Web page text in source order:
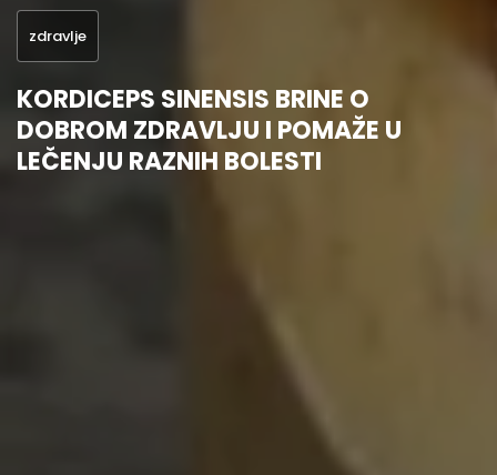
zdravlje
KORDICEPS SINENSIS BRINE O
DOBROM ZDRAVLJU I POMAŽE U
LEČENJU RAZNIH BOLESTI